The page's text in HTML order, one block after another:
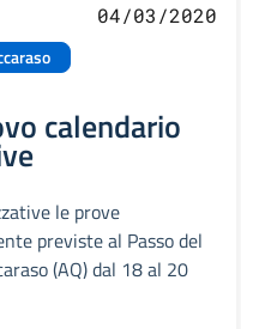
04/03/2020
calendario
le prove
previste al Passo del
(AQ) dal 18 al 20